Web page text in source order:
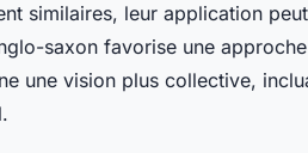
similaires, leur application
saxon favorise une
une vision plus collective,